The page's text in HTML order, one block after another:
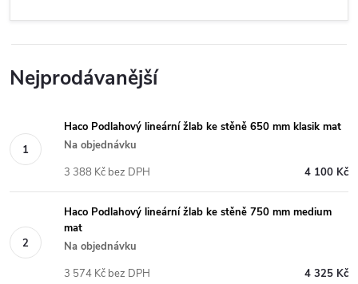
Nejprodávanější
Haco Podlahový lineární žlab ke stěně 650 mm klasik mat
Na objednávku
4 100 Kč
3 388 Kč bez DPH
Haco Podlahový lineární žlab ke stěně 750 mm medium
mat
Na objednávku
4 325 Kč
3 574 Kč bez DPH